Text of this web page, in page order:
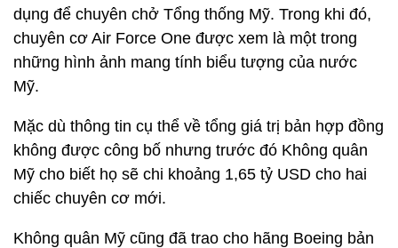
dụng để chuyên chở Tổng thống Mỹ. Trong khi đó,
chuyên cơ Air Force One được xem là một trong
những hình ảnh mang tính biểu tượng của nước
Mỹ.
Mặc dù thông tin cụ thể về tổng giá trị bản hợp đồng
không được công bố nhưng trước đó Không quân
Mỹ cho biết họ sẽ chi khoảng 1,65 tỷ USD cho hai
chiếc chuyên cơ mới.
Không quân Mỹ cũng đã trao cho hãng Boeing bản